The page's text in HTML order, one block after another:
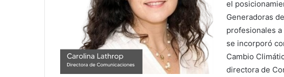
el
Generadoras
profesionales
se incorporó
Cambio
directora de